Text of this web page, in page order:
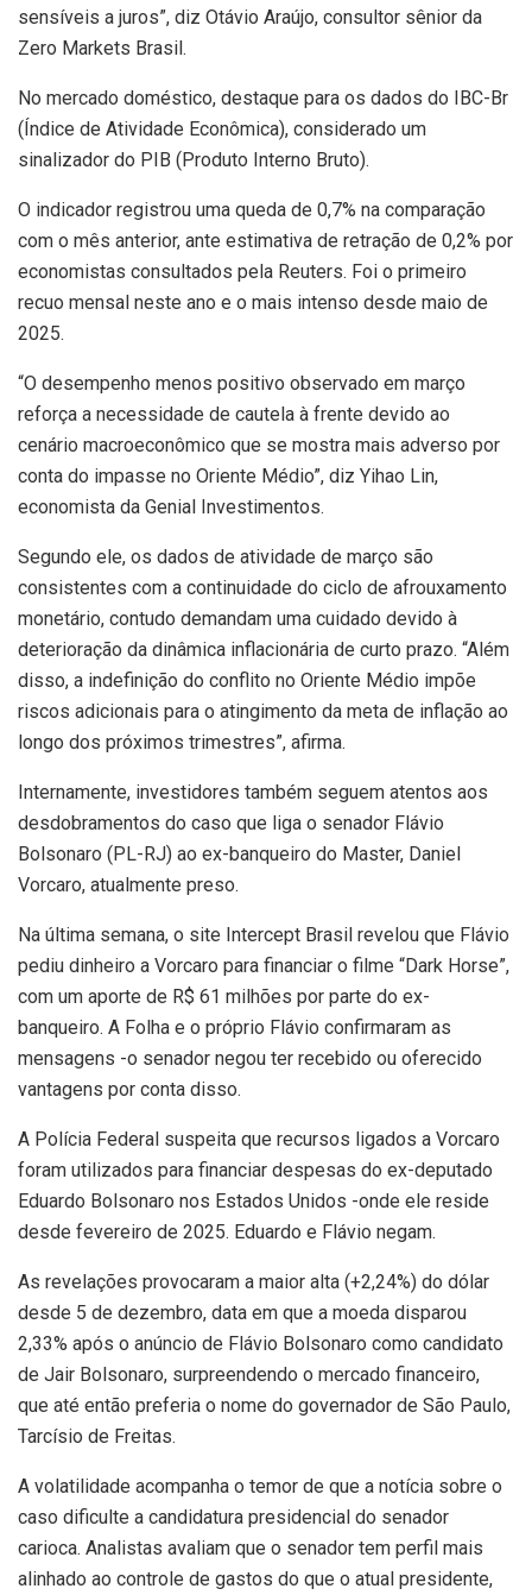
sensíveis a juros”, diz Otávio Araújo, consultor sênior da
Zero Markets Brasil.
No mercado doméstico, destaque para os dados do IBC-Br
(Índice de Atividade Econômica), considerado um
sinalizador do PIB (Produto Interno Bruto).
O indicador registrou uma queda de 0,7% na comparação
com o mês anterior, ante estimativa de retração de 0,2% por
economistas consultados pela Reuters. Foi o primeiro
recuo mensal neste ano e o mais intenso desde maio de
2025.
“O desempenho menos positivo observado em março
reforça a necessidade de cautela à frente devido ao
cenário macroeconômico que se mostra mais adverso por
conta do impasse no Oriente Médio”, diz Yihao Lin,
economista da Genial Investimentos.
Segundo ele, os dados de atividade de março são
consistentes com a continuidade do ciclo de afrouxamento
monetário, contudo demandam uma cuidado devido à
deterioração da dinâmica inflacionária de curto prazo. “Além
disso, a indefinição do conflito no Oriente Médio impõe
riscos adicionais para o atingimento da meta de inflação ao
longo dos próximos trimestres”, afirma.
Internamente, investidores também seguem atentos aos
desdobramentos do caso que liga o senador Flávio
Bolsonaro (PL-RJ) ao ex-banqueiro do Master, Daniel
Vorcaro, atualmente preso.
Na última semana, o site Intercept Brasil revelou que Flávio
pediu dinheiro a Vorcaro para financiar o filme “Dark Horse”,
com um aporte de R$ 61 milhões por parte do ex-
banqueiro. A Folha e o próprio Flávio confirmaram as
mensagens -o senador negou ter recebido ou oferecido
vantagens por conta disso.
A Polícia Federal suspeita que recursos ligados a Vorcaro
foram utilizados para financiar despesas do ex-deputado
Eduardo Bolsonaro nos Estados Unidos -onde ele reside
desde fevereiro de 2025. Eduardo e Flávio negam.
As revelações provocaram a maior alta (+2,24%) do dólar
desde 5 de dezembro, data em que a moeda disparou
2,33% após o anúncio de Flávio Bolsonaro como candidato
de Jair Bolsonaro, surpreendendo o mercado financeiro,
que até então preferia o nome do governador de São Paulo,
Tarcísio de Freitas.
A volatilidade acompanha o temor de que a notícia sobre o
caso dificulte a candidatura presidencial do senador
carioca. Analistas avaliam que o senador tem perfil mais
alinhado ao controle de gastos do que o atual presidente,